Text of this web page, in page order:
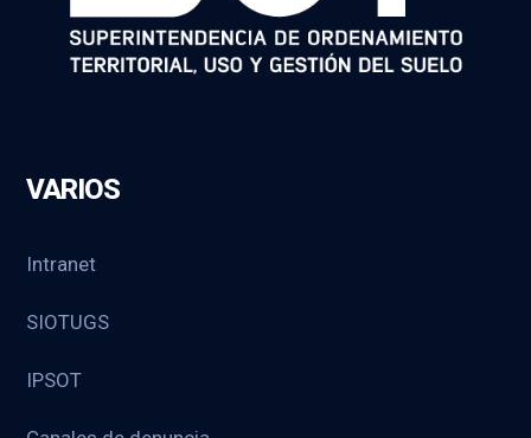
VARIOS
Intranet
SIOTUGS
IPSOT